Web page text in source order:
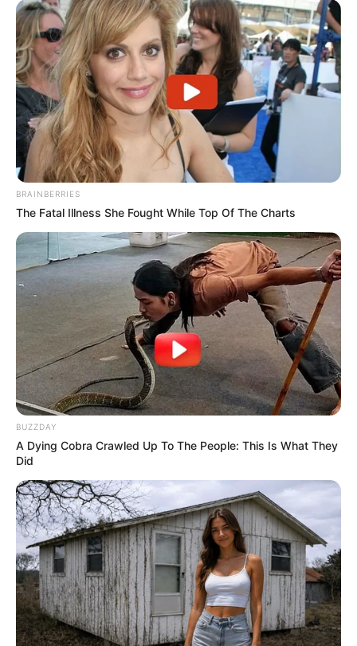
BRAINBERRIES
The Fatal Illness She Fought While Top Of The Charts
BUZZDAY
A Dying Cobra Crawled Up To The People: This Is What They
Did